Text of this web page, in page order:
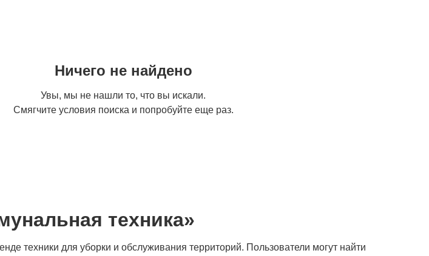
Ничего не найдено
Увы, мы не нашли то, что вы искали.
Смягчите условия поиска и попробуйте еще раз.
техника»
техники для уборки и обслуживания территорий. Пользователи могут найти